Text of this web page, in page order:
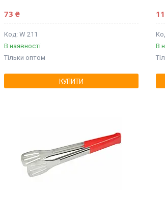
73 ₴
W 211
В наявності
Тільки оптом
КУПИТИ
В